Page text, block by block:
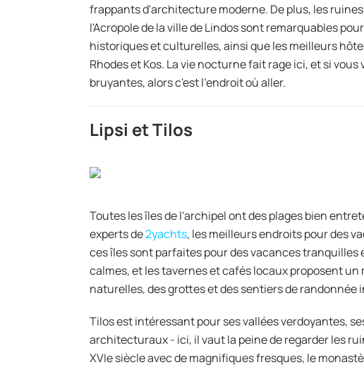
frappants d'architecture moderne. De plus, les
l'Acropole de la ville de Lindos sont remarquables
historiques et culturelles, ainsi que les meilleurs
Rhodes et Kos. La vie nocturne fait rage ici, et si
bruyantes, alors c'est l'endroit où aller.
Lipsi et Tilos
Toutes les îles de l'archipel ont des plages bien
experts de2yachts, les meilleurs endroits pour des
ces îles sont parfaites pour des vacances tranquilles
calmes, et les tavernes et cafés locaux proposent
naturelles, des grottes et des sentiers de randonnée
Tilos est intéressant pour ses vallées verdoyantes,
architecturaux - ici, il vaut la peine de regarder les
XVIe siècle avec de magnifiques fresques, le